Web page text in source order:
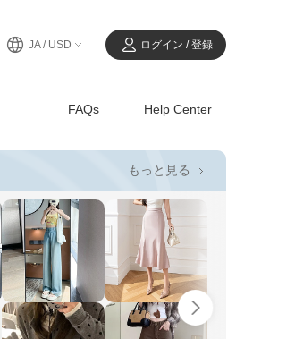
JA / USD ログイン / 登録
FAQs Help Center
もっと見る 